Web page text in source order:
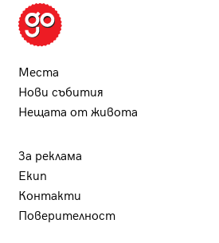
Места
Нови събития
Нещата от живота
За реклама
Екип
Контакти
Поверителност